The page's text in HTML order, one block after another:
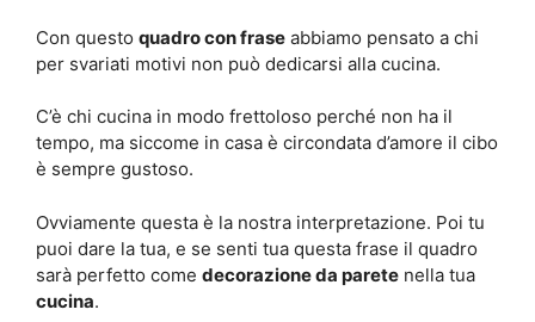
Con questo quadro con frase abbiamo pensato a chi
per svariati motivi non può dedicarsi alla cucina.
C’è chi cucina in modo frettoloso perché non ha il
tempo, ma siccome in casa è circondata d’amore il cibo
è sempre gustoso.
Ovviamente questa è la nostra interpretazione. Poi tu
puoi dare la tua, e se senti tua questa frase il quadro
sarà perfetto come decorazione da parete nella tua
cucina.